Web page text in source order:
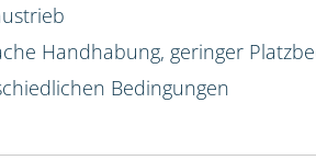
Handhabung, geringer
Bedingungen